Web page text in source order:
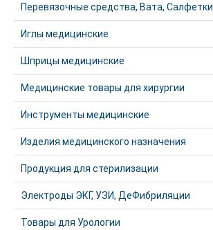
Перевязочные средства, Вата, Салфетки
Иглы медицинские
Шприцы медицинские
Медицинские товары для хирургии
Инструменты медицинские
Изделия медицинского назначения
Продукция для стерилизации
Электроды ЭКГ, УЗИ, ДеФибриляции
Товары для Урологии